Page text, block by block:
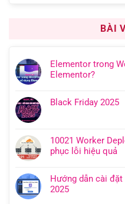
BÀI
Elementor trong
Elementor?
Black Friday 2025
10021 Worker
phục lỗi hiệu quả
Hướng dẫn cài đặt
2025